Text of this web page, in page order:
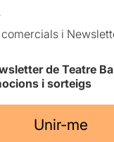
i
de Teatre
i sorteigs
Unir-me